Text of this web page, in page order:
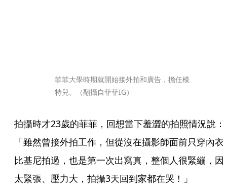
菲菲大學時期就開始接外拍和廣告，擔任模
特兒。（翻攝自菲菲IG）
拍攝時才23歲的菲菲，回想當下羞澀的拍照情況說：
「雖然曾接外拍工作，但從沒在攝影師面前只穿內衣
比基尼拍過，也是第一次出寫真，整個人很緊繃，因
太緊張、壓力大，拍攝3天回到家都在哭！」